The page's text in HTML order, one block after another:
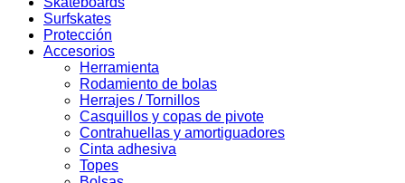
Surfskates
Protección
Accesorios
Herramienta
Rodamiento de bolas
Herrajes / Tornillos
Casquillos y copas de pivote
Contrahuellas y amortiguadores
Cinta adhesiva
Topes